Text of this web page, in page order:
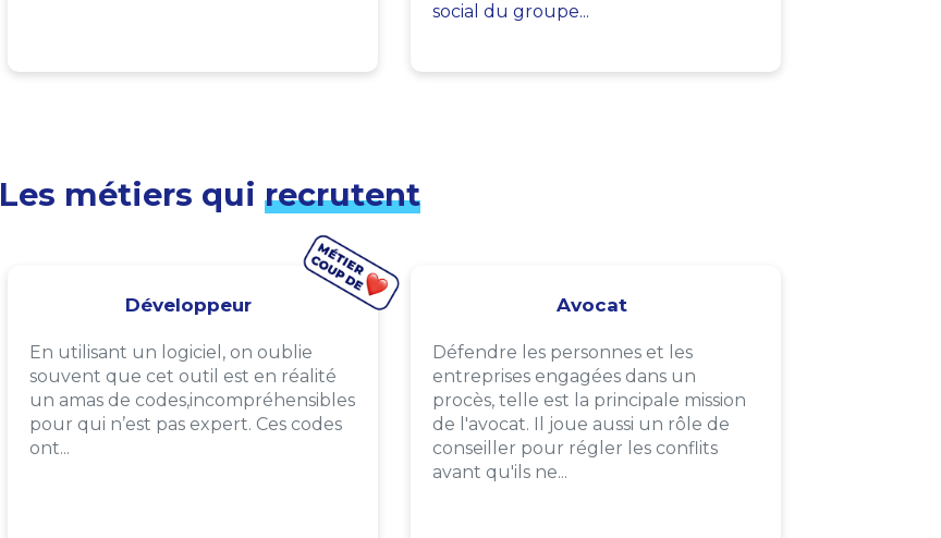
social du groupe...
Les métiers qui recrutent
Développeur
En utilisant un logiciel, on oublie
souvent que cet outil est en réalité
un amas de codes,incompréhensibles
pour qui n’est pas expert. Ces codes
ont...
Avocat
Défendre les personnes et les
entreprises engagées dans un
procès, telle est la principale mission
de l'avocat. Il joue aussi un rôle de
conseiller pour régler les conflits
avant qu'ils ne...